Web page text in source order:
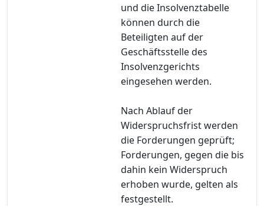
und die Insolvenztabelle
können durch die
Beteiligten auf der
Geschäftsstelle des
Insolvenzgerichts
eingesehen werden.
Nach Ablauf der
Widerspruchsfrist werden
die Forderungen geprüft;
Forderungen, gegen die bis
dahin kein Widerspruch
erhoben wurde, gelten als
festgestellt.